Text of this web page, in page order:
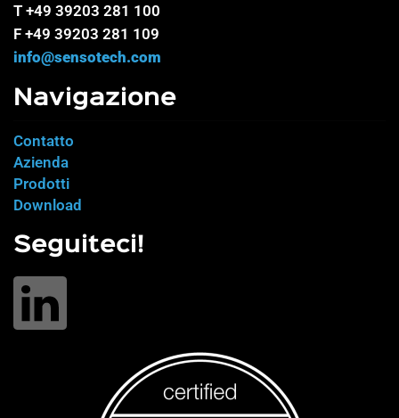
T +49 39203 281 100
F +49 39203 281 109
info@sensotech.com
Navigazione
Contatto
Azienda
Prodotti
Download
Seguiteci!